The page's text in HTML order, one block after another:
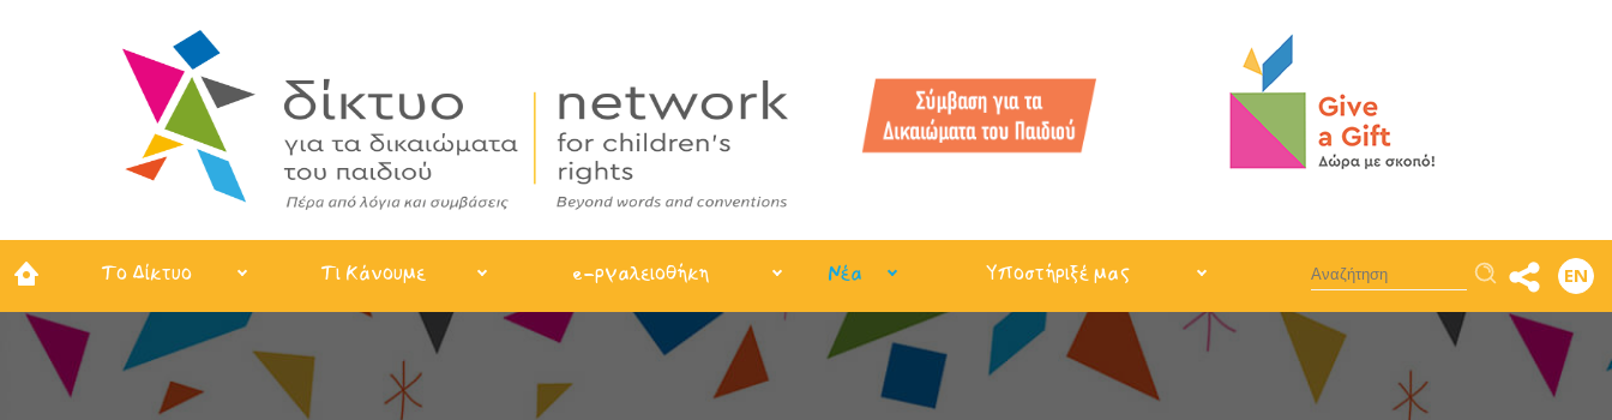
Το Δίκτυο Τι Κάνουμε e-ργαλειοθήκη Νέα Υποστήριξέ μας Αναζήτηση EN